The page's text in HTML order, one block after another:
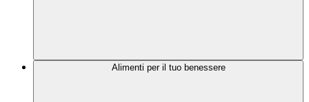
Alimenti per il tuo benessere